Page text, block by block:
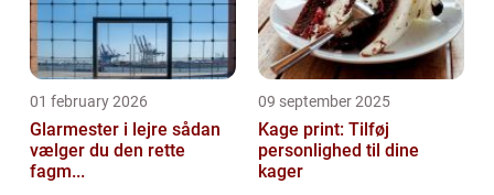
01 february 2026
Glarmester i lejre sådan
vælger du den rette
fagm...
09 september 2025
Kage print: Tilføj
personlighed til dine
kager